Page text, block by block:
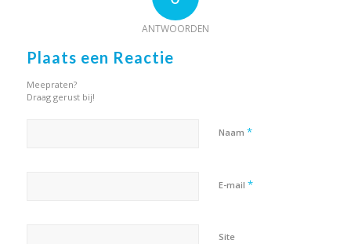
ANTWOORDEN
Plaats een Reactie
Meepraten?
Draag gerust bij!
Naam *
E-mail *
Site